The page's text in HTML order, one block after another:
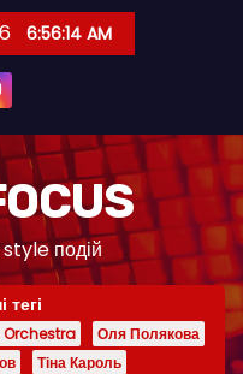
6:56:16 AM
подій
тегі
Оля Полякова
Тіна Кароль